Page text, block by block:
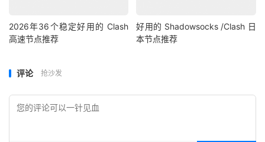
2026年36个稳定好用的 Clash
高速节点推荐
好用的 Shadowsocks /Clash 日
本节点推荐
评论 抢沙发